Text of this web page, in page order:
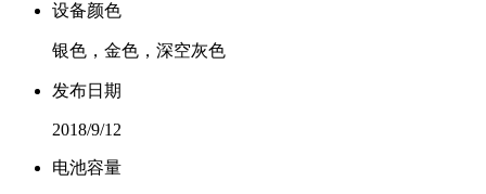
设备颜色
银色，金色，深空灰色
发布日期
2018/9/12
电池容量